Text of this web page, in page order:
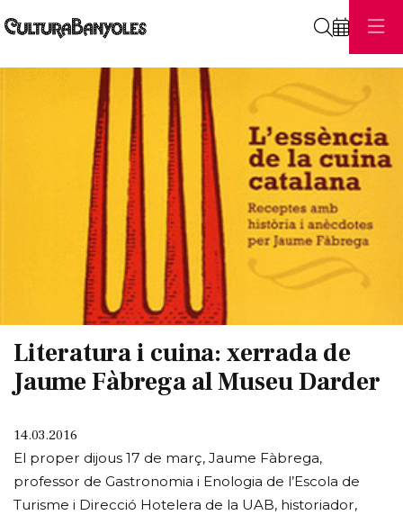
Literatura i cuina: xerrada de
Jaume Fàbrega al Museu Darder
14.03.2016
El proper dijous 17 de març, Jaume Fàbrega,
professor de Gastronomia i Enologia de l’Escola de
Turisme i Direcció Hotelera de la UAB, historiador,